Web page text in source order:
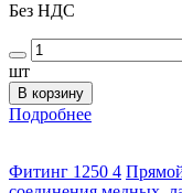
Без НДС
шт
В корзину
Подробнее
Фитинг 1250 4